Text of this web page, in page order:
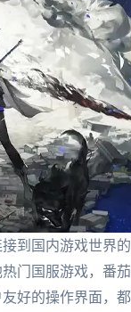
到国内游戏世界
门国服游戏，番
好的操作界面，